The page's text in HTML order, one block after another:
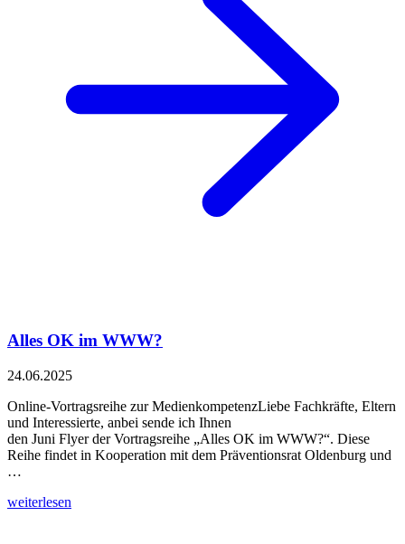
Alles OK im WWW?
24.06.2025
Online-Vortragsreihe zur MedienkompetenzLiebe Fachkräfte, Eltern
und Interessierte, anbei sende ich Ihnen
den Juni Flyer der Vortragsreihe „Alles OK im WWW?“. Diese
Reihe findet in Kooperation mit dem Präventionsrat Oldenburg und
…
weiterlesen